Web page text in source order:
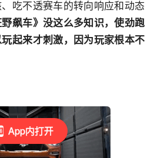
App内打开
吃不透赛车的转向响应和动态
飙车》没这么多知识，使劲跑
起来才刺激，因为玩家根本不